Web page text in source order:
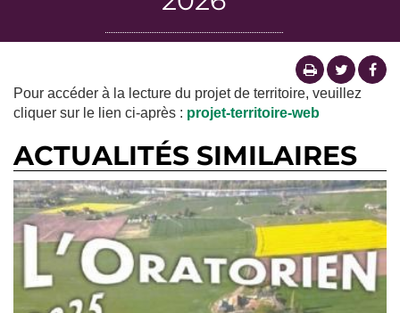
Pour accéder à la lecture du projet de territoire, veuillez
cliquer sur le lien ci-après : projet-territoire-web
ACTUALITÉS SIMILAIRES